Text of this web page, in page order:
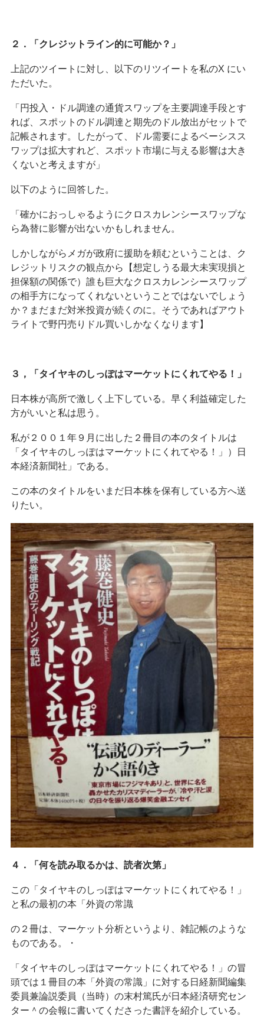
２．「クレジットライン的に可能か？」
上記のツイートに対し、以下のリツイートを私のX にい
ただいた。
「円投入・ドル調達の通貨スワップを主要調達手段とす
れば、スポットのドル調達と期先のドル放出がセットで
記帳されます。したがって、ドル需要によるベーシスス
ワップは拡大すれど、スポット市場に与える影響は大き
くないと考えますが」
以下のように回答した。
「確かにおっしゃるようにクロスカレンシースワップな
ら為替に影響が出ないかもしれません。
しかしながらメガが政府に援助を頼むということは、ク
レジットリスクの観点から【想定しうる最大未実現損と
担保額の関係で）誰も巨大なクロスカレンシースワップ
の相手方になってくれないということではないでしょう
か？まだまだ対米投資が続くのに。そうであればアウト
ライトで野円売りドル買いしかなくなります】
３，「タイヤキのしっぽはマーケットにくれてやる！」
日本株が高所で激しく上下している。早く利益確定した
方がいいと私は思う。
私が２００１年９月に出した２冊目の本のタイトルは
「タイヤキのしっぽはマーケットにくれてやる！」）日
本経済新聞社」である。
この本のタイトルをいまだ日本株を保有している方へ送
りたい。
４．「何を読み取るかは、読者次第」
この「タイヤキのしっぽはマーケットにくれてやる！」
と私の最初の本「外資の常識
の２冊は、マーケット分析というより、雑記帳のような
ものである。・
「タイヤキのしっぽはマーケットにくれてやる！」の冒
頭では１冊目の本「外資の常識」に対する日経新聞編集
委員兼論説委員（当時）の末村篤氏が日本経済研究セン
ター＾の会報に書いてくださった書評を紹介している。